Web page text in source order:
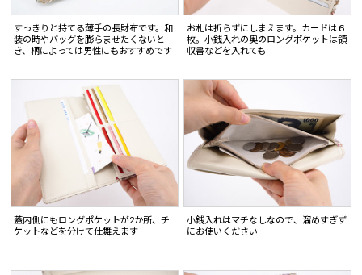
すっきりと持てる薄手の長財布です。和
装の時やバッグを膨らませたくないと
き、柄によっては男性にもおすすめです
お札は折らずにしまえます。カードは６
枚。小銭入れの奥のロングポケットは領
収書などを入れても
蓋内側にもロングポケットが2か所、チ
ケットなどを分けて仕舞えます
小銭入れはマチなしなので、溜めすぎず
にお使いください